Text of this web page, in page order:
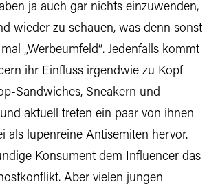
ja auch gar nichts einzuwenden,
wieder zu schauen, was denn sonst
„Werbeumfeld“. Jedenfalls kommt
ihr Einfluss irgendwie zu Kopf
Sandwiches, Sneakern und
aktuell treten ein paar von ihnen
als lupenreine Antisemiten hervor.
Konsument dem Influencer das
Aber vielen jungen